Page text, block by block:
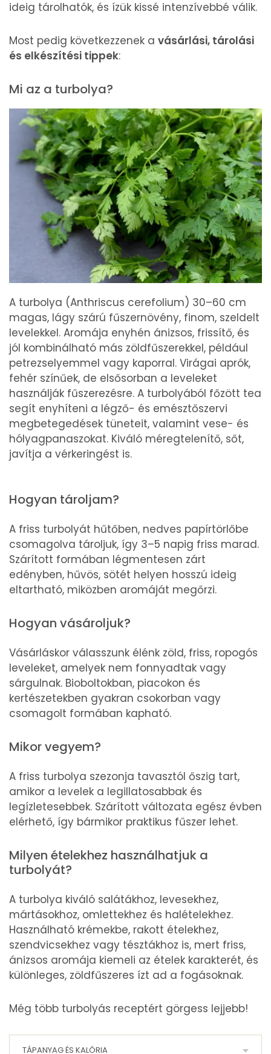
ideig tárolhatók, és ízük kissé intenzívebbé válik.
Most pedig következzenek a vásárlási, tárolási
és elkészítési tippek:
Mi az a turbolya?
A turbolya (Anthriscus cerefolium) 30–60 cm
magas, lágy szárú fűszernövény, finom, szeldelt
levelekkel. Aromája enyhén ánizsos, frissítő, és
jól kombinálható más zöldfűszerekkel, például
petrezselyemmel vagy kaporral. Virágai aprók,
fehér színűek, de elsősorban a leveleket
használják fűszerezésre. A turbolyából főzött tea
segít enyhíteni a légző- és emésztőszervi
megbetegedések tüneteit, valamint vese- és
hólyagpanaszokat. Kiváló méregtelenítő, sőt,
javítja a vérkeringést is.
Hogyan tároljam?
A friss turbolyát hűtőben, nedves papírtörlőbe
csomagolva tároljuk, így 3–5 napig friss marad.
Szárított formában légmentesen zárt
edényben, hűvös, sötét helyen hosszú ideig
eltartható, miközben aromáját megőrzi.
Hogyan vásároljuk?
Vásárláskor válasszunk élénk zöld, friss, ropogós
leveleket, amelyek nem fonnyadtak vagy
sárgulnak. Bioboltokban, piacokon és
kertészetekben gyakran csokorban vagy
csomagolt formában kapható.
Mikor vegyem?
A friss turbolya szezonja tavasztól őszig tart,
amikor a levelek a legillatosabbak és
legízletesebbek. Szárított változata egész évben
elérhető, így bármikor praktikus fűszer lehet.
Milyen ételekhez használhatjuk a
turbolyát?
A turbolya kiváló salátákhoz, levesekhez,
mártásokhoz, omlettekhez és halételekhez.
Használható krémekbe, rakott ételekhez,
szendvicsekhez vagy tésztákhoz is, mert friss,
ánizsos aromája kiemeli az ételek karakterét, és
különleges, zöldfűszeres ízt ad a fogásoknak.
Még több turbolyás receptért görgess lejjebb!
TÁPANYAG ÉS KALÓRIA